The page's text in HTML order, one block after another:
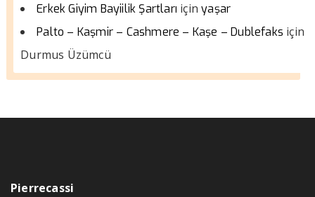
Erkek Giyim Bayiilik Şartları içinyaşar
Palto – Kaşmir – Cashmere – Kaşe – Dublefaks için
Durmus Üzümcü
Pierrecassi